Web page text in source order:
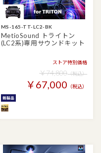
MS-165-TT-LC2-BK
MetioSound トライトン
(LC2系)専用サウンドキット
ストア特別価格
￥74,800（税込）
￥67,000 （税込）